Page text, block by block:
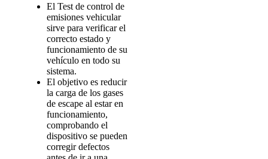
El Test de control de
emisiones vehicular
sirve para verificar el
correcto estado y
funcionamiento de su
vehículo en todo su
sistema.
El objetivo es reducir
la carga de los gases
de escape al estar en
funcionamiento,
comprobando el
dispositivo se pueden
corregir defectos